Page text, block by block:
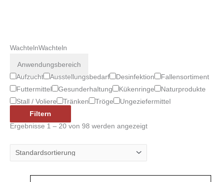
WachtelnWachteln
Anwendungsbereich
Aufzucht
Ausstellungsbedarf Desinfektion
Fallensortiment
Futtermittel
Gesunderhaltung Kükenringe
Naturprodukte
Stall / Voliere
Tränken Tröge
Ungeziefermittel
Filtern
Ergebnisse 1 – 20 von 98 werden angezeigt